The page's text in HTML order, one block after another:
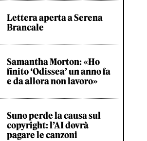
Lettera aperta a Serena
Brancale
Samantha Morton: «Ho
finito ‘Odissea’ un anno fa
e da allora non lavoro»
Suno perde la causa sul
copyright: l’AI dovrà
pagare le canzoni